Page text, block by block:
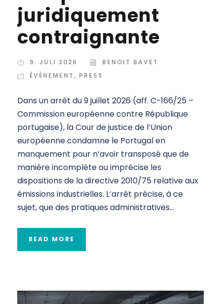
juridiquement
contraignante
9. JULI 2026
BENOIT BAVET
ÉVÈNEMENT, PRESS
Dans un arrêt du 9 juillet 2026 (aff. C-166/25 –
Commission européenne contre République
portugaise), la Cour de justice de l’Union
européenne condamne le Portugal en
manquement pour n’avoir transposé que de
manière incomplète ou imprécise les
dispositions de la directive 2010/75 relative aux
émissions industrielles. L’arrêt précise, à ce
sujet, que des pratiques administratives...
READ MORE